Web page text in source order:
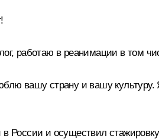
работаю в реанимации в том
вашу страну и вашу культуру.
России и осуществил